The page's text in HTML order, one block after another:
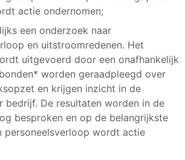
actie ondernomen;
een onderzoek naar
en uitstroomredenen. Het
uitgevoerd door een onafhankelijk
worden geraadpleegd over
en krijgen inzicht in de
bedrijf. De resultaten worden in de
besproken en op de belangrijkste
personeelsverloop wordt actie